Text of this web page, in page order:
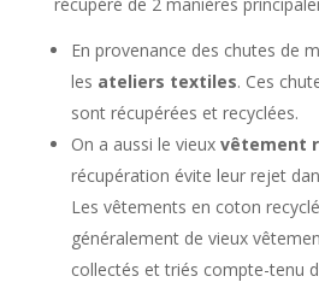
En provenance des chutes de
les ateliers textiles. Ces
sont récupérées et recyclées.
On a aussi le vieux vêtement
récupération évite leur rejet
Les vêtements en coton
généralement de vieux
collectés et triés compte-tenu